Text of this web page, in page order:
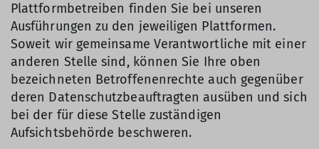
Plattformbetreiben finden Sie bei unseren
Ausführungen zu den jeweiligen Plattformen.
Soweit wir gemeinsame Verantwortliche mit einer
anderen Stelle sind, können Sie Ihre oben
bezeichneten Betroffenenrechte auch gegenüber
deren Datenschutzbeauftragten ausüben und sich
bei der für diese Stelle zuständigen
Aufsichtsbehörde beschweren.